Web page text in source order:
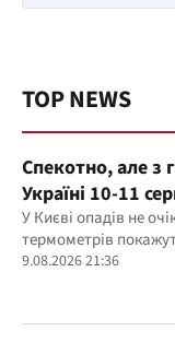
TOP NEWS
Спекотно, але з
Україні 10-11
У Києві опадів не
термометрів
9.08.2026 21:36